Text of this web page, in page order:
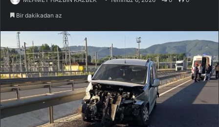
Bir dakikadan az